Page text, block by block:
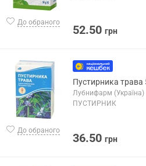
До обраного
52.50 грн
До обраного
Пустирника трава
Лубнифарм (Україна)
ПУСТИРНИК
36.50 грн